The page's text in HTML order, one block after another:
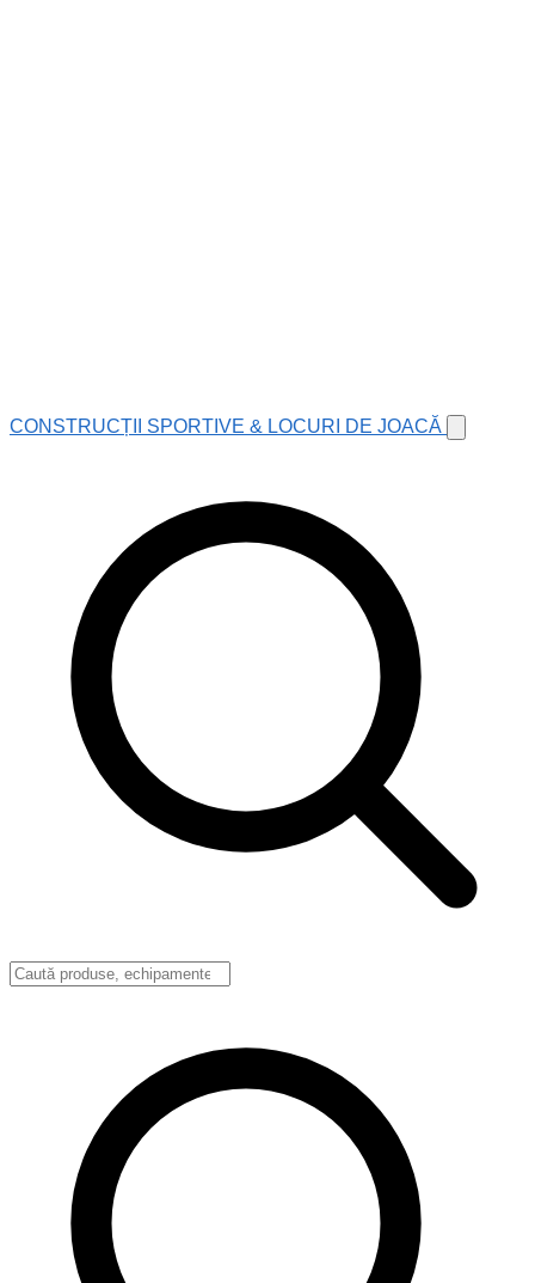
CONSTRUCȚII SPORTIVE & LOCURI DE JOACĂ